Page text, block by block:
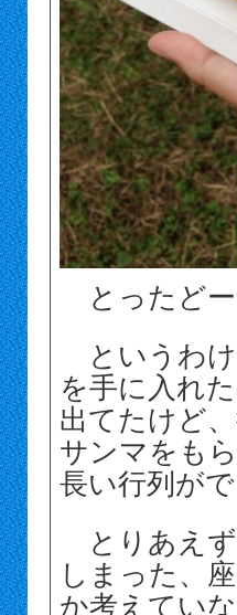
とったどー
というわけ
を手に入れ
出てたけど
サンマをも
長い行列が
とりあえ
しまった、
か考えてい